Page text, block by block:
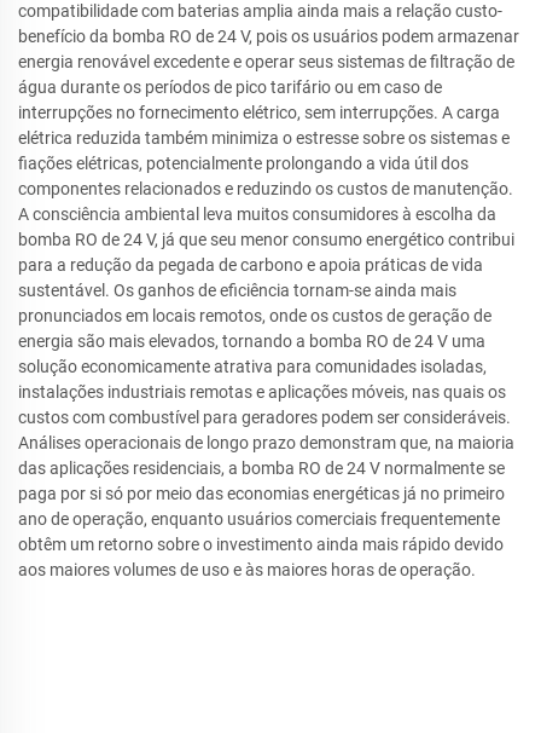
compatibilidade com baterias amplia ainda mais a relação custo-
benefício da bomba RO de 24 V, pois os usuários podem armazenar
energia renovável excedente e operar seus sistemas de filtração de
água durante os períodos de pico tarifário ou em caso de
interrupções no fornecimento elétrico, sem interrupções. A carga
elétrica reduzida também minimiza o estresse sobre os sistemas e
fiações elétricas, potencialmente prolongando a vida útil dos
componentes relacionados e reduzindo os custos de manutenção.
A consciência ambiental leva muitos consumidores à escolha da
bomba RO de 24 V, já que seu menor consumo energético contribui
para a redução da pegada de carbono e apoia práticas de vida
sustentável. Os ganhos de eficiência tornam-se ainda mais
pronunciados em locais remotos, onde os custos de geração de
energia são mais elevados, tornando a bomba RO de 24 V uma
solução economicamente atrativa para comunidades isoladas,
instalações industriais remotas e aplicações móveis, nas quais os
custos com combustível para geradores podem ser consideráveis.
Análises operacionais de longo prazo demonstram que, na maioria
das aplicações residenciais, a bomba RO de 24 V normalmente se
paga por si só por meio das economias energéticas já no primeiro
ano de operação, enquanto usuários comerciais frequentemente
obtêm um retorno sobre o investimento ainda mais rápido devido
aos maiores volumes de uso e às maiores horas de operação.